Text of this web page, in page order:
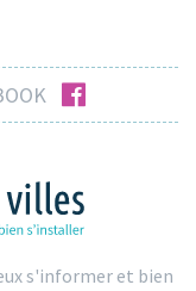
facebook
s'informer et bien